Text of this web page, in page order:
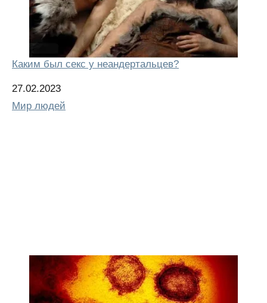
Каким был секс у неандертальцев?
Дата
27.02.2023
Относится к
Мир людей